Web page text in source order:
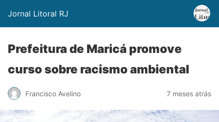
Jornal Litoral RJ
Prefeitura de Maricá promove
curso sobre racismo ambiental
Francisco Avelino 7 meses atrás